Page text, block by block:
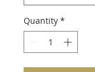
Quantity *